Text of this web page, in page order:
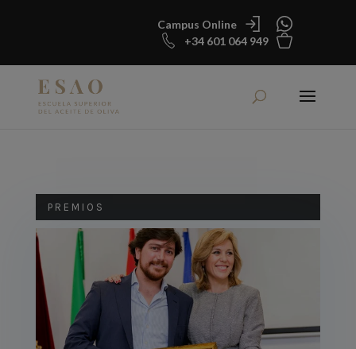
Campus Online
+34 601 064 949
PREMIOS